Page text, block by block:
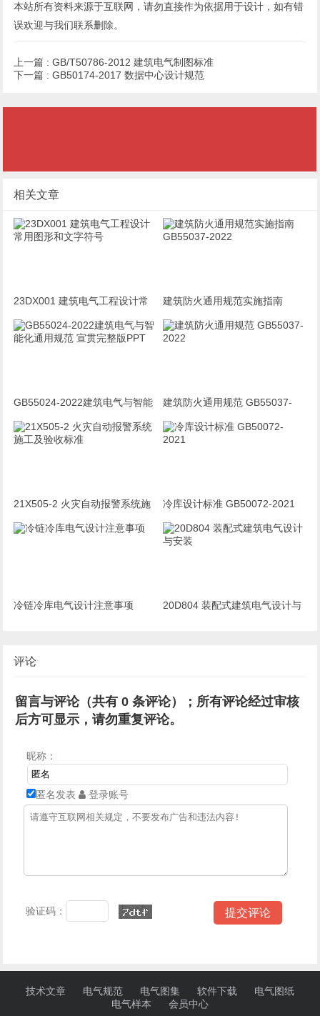
本站所有资料来源于互联网，请勿直接作为依据用于设计，如有错
误欢迎与我们联系删除。
上一篇 : GB/T50786-2012 建筑电气制图标准
下一篇 : GB50174-2017 数据中心设计规范
相关文章
23DX001 建筑电气工程设计常
用图形和文字符号
建筑防火通用规范实施指南
GB55037-2022
GB55024-2022建筑电气与智能
化通用规范 宣贯完整版PPT
建筑防火通用规范 GB55037-
2022
21X505-2 火灾自动报警系统施
工及验收标准
冷库设计标准 GB50072-2021
冷链冷库电气设计注意事项
20D804 装配式建筑电气设计与
评论
留言与评论（共有0 条评论）；所有评论经过审核
后方可显示，请勿重复评论。
昵称：
匿名发表 登录账号
验证码：
技术文章 电气规范 电气图集 软件下载
电气图纸
电气样本
会员中心